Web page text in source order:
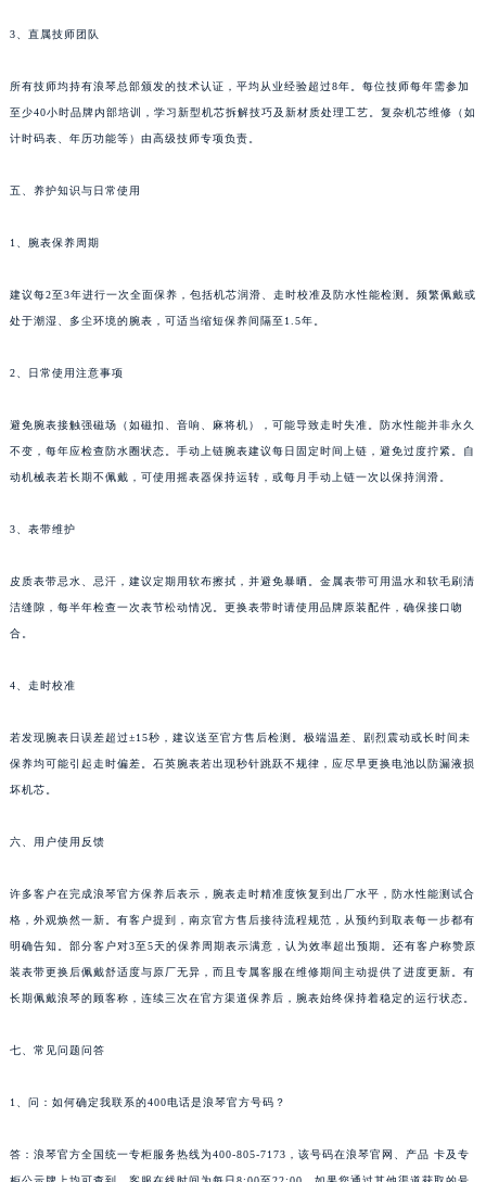
3、直属技师团队
所有技师均持有浪琴总部颁发的技术认证，平均从业经验超过8年。每位技师每年需参加
至少40小时品牌内部培训，学习新型机芯拆解技巧及新材质处理工艺。复杂机芯维修（如
计时码表、年历功能等）由高级技师专项负责。
五、养护知识与日常使用
1、腕表保养周期
建议每2至3年进行一次全面保养，包括机芯润滑、走时校准及防水性能检测。频繁佩戴或
处于潮湿、多尘环境的腕表，可适当缩短保养间隔至1.5年。
2、日常使用注意事项
避免腕表接触强磁场（如磁扣、音响、麻将机），可能导致走时失准。防水性能并非永久
不变，每年应检查防水圈状态。手动上链腕表建议每日固定时间上链，避免过度拧紧。自
动机械表若长期不佩戴，可使用摇表器保持运转，或每月手动上链一次以保持润滑。
3、表带维护
皮质表带忌水、忌汗，建议定期用软布擦拭，并避免暴晒。金属表带可用温水和软毛刷清
洁缝隙，每半年检查一次表节松动情况。更换表带时请使用品牌原装配件，确保接口吻
合。
4、走时校准
若发现腕表日误差超过±15秒，建议送至官方售后检测。极端温差、剧烈震动或长时间未
保养均可能引起走时偏差。石英腕表若出现秒针跳跃不规律，应尽早更换电池以防漏液损
坏机芯。
六、用户使用反馈
许多客户在完成浪琴官方保养后表示，腕表走时精准度恢复到出厂水平，防水性能测试合
格，外观焕然一新。有客户提到，南京官方售后接待流程规范，从预约到取表每一步都有
明确告知。部分客户对3至5天的保养周期表示满意，认为效率超出预期。还有客户称赞原
装表带更换后佩戴舒适度与原厂无异，而且专属客服在维修期间主动提供了进度更新。有
长期佩戴浪琴的顾客称，连续三次在官方渠道保养后，腕表始终保持着稳定的运行状态。
七、常见问题问答
1、问：如何确定我联系的400电话是浪琴官方号码？
答：浪琴官方全国统一专柜服务热线为400-805-7173，该号码在浪琴官网、产品 卡及专